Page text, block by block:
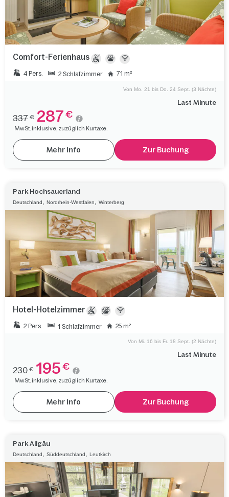
Comfort-Ferienhaus
4 Pers. 2 Schlafzimmer 71 m²
Last Minute
Von Mo. 21 bis Do. 24 Sept. (3 Nächte)
337 € 287 €
MwSt. inklusive, zuzüglich Kurtaxe.
Mehr Info Zur Buchung
Park Hochsauerland
Deutschland Nordrhein-Westfalen Winterberg
Hotel-Hotelzimmer
2 Pers. 1 Schlafzimmer 25 m²
Last Minute
Von Mi. 16 bis Fr. 18 Sept. (2 Nächte)
230 € 195 €
MwSt. inklusive, zuzüglich Kurtaxe.
Mehr Info Zur Buchung
Park Allgäu
Deutschland Süddeutschland Leutkirch